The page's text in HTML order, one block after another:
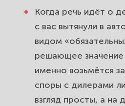
услуги:
до поступления
Право на отказ
услуги: «период
статья 32 ЗоЗПП
Когда речь идёт о
с вас вытянули в
видом
решающее
именно возьмётся
споры с дилерами
взгляд просты, а на